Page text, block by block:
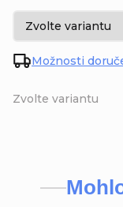
Zvolte variantu
Možnosti